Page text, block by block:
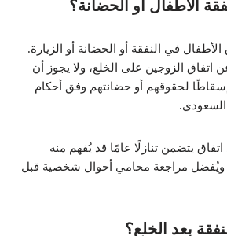
الأطفال أو الحضانة؟
في النفقة أو الحضانة أو الزيارة.
اتفاق الزوجين على الخلع، ولا يجوز أن
لحقوقهم أو حضانتهم وفق أحكام
السعودي.
يتضمن تنازلًا عامًا قد يُفهم منه
ويُفضل مراجعة محامي أحوال شخصية قبل
بعد الخلع؟